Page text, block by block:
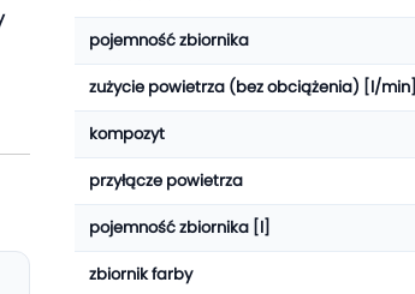
pojemność zbiornika
zużycie powietrza (bez obciążenia) [l/min]
kompozyt
przyłącze powietrza
pojemność zbiornika [l]
zbiornik farby